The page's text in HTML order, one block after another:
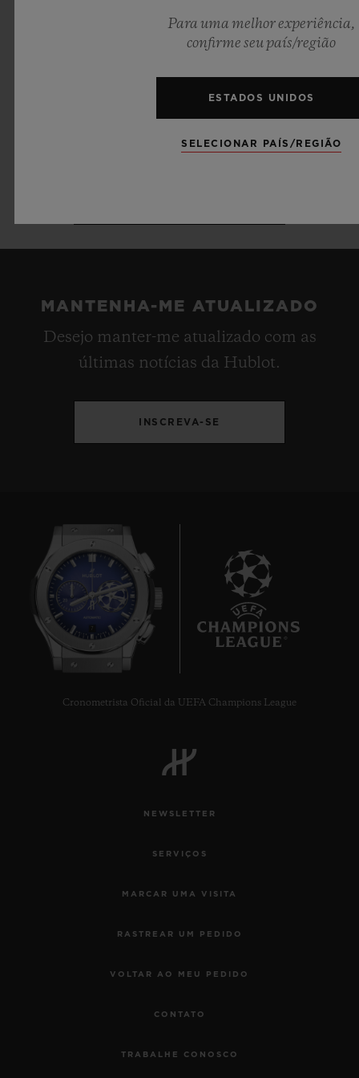
MANTENHA-ME ATUALIZADO
Desejo manter-me atualizado com as
últimas notícias da Hublot.
INSCREVA-SE
Cronometrista Oficial da UEFA Champions League
NEWSLETTER
SERVIÇOS
MARCAR UMA VISITA
RASTREAR UM PEDIDO
VOLTAR AO MEU PEDIDO
CONTATO
TRABALHE CONOSCO
Para uma melhor experiência,
confirme seu país/região
ESTADOS UNIDOS
SELECIONAR PAÍS/REGIÃO